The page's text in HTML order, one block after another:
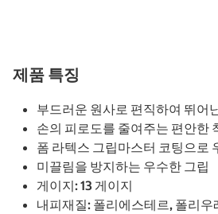
제품 특징
부드러운 원사로 편직하여 뛰어
손의 피로도를 줄여주는 편안한
폼 라텍스 그립마스터 코팅으로
미끌림을 방지하는 우수한 그립
게이지: 13 게이지
내피재질: 폴리에스테르, 폴리